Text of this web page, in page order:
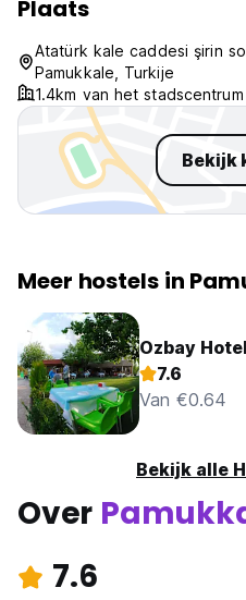
not unpleasant, I just did
completely get why the
got into the hostelbusiness
first place.
Plaats
Atatürk kale caddesi şirin
Pamukkale, Turkije
1.4km van het stadscentrum
Bekijk
Meer hostels in
Ozbay Hotel
7.6
Van €0.64
Bekijk alle
Over
7.6